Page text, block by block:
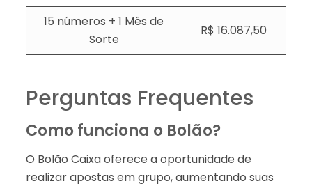
15 números + 1 Mês de
Sorte
R$ 16.087,50
Perguntas Frequentes
Como funciona o Bolão?
O Bolão Caixa oferece a oportunidade de
realizar apostas em grupo, aumentando suas